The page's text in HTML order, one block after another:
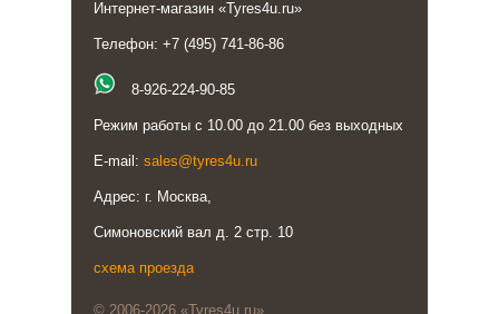
Интернет-магазин «Tyres4u.ru»
Телефон: +7 (495) 741-86-86
8-926-224-90-85
Режим работы с 10.00 до 21.00 без выходных
E-mail: sales@tyres4u.ru
Адрес: г. Москва,
Симоновский вал д. 2 стр. 10
схема проезда
© 2006-2026 «Tyres4u.ru»